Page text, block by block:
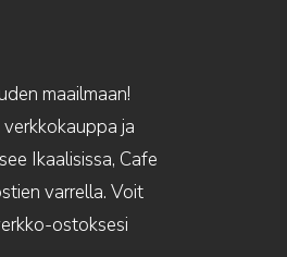
maailmaan!
ja
Ikaalisissa, Cafe
varrella. Voit
ostoksesi